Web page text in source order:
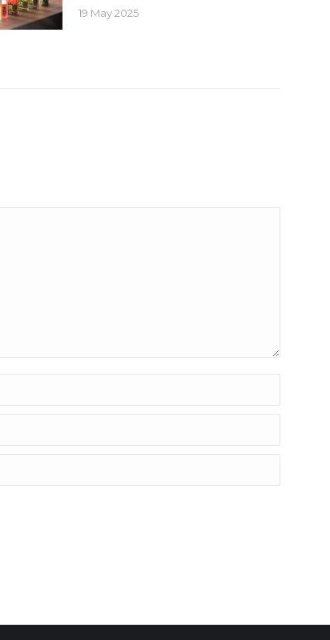
19 May 2025